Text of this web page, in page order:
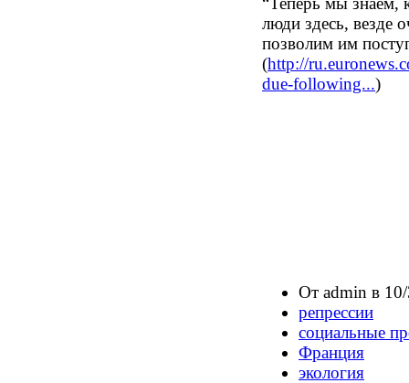
люди здесь, везде
позволим им
(http://
due-following...)
От admin в
репрессии
социальные
Франция
экология